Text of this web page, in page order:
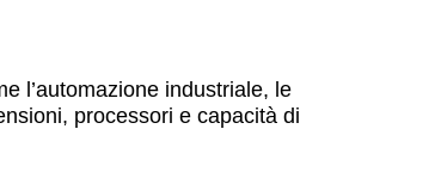
l’automazione industriale, le
processori e capacità di